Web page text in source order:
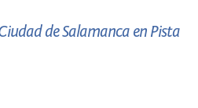
de Salamanca en Pista